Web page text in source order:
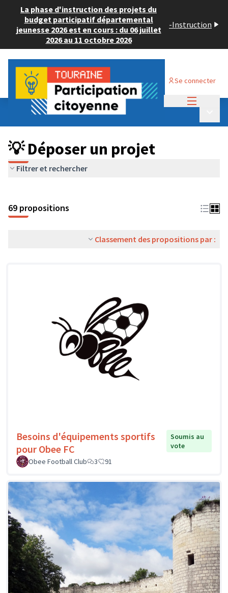
La phase d'instruction des projets du
budget participatif départemental
jeunesse 2026 est en cours : du 06 juillet
2026 au 11 octobre 2026
-Instruction
Se connecter
Budget Participatif ADULTE 2024
💡 Déposer un projet
💡 Déposer un projet
Filtrer et rechercher
69 propositions
Classement des propositions par :
Besoins d'équipements sportifs
pour Obee FC
Soumis au
vote
Obee Football Club
3 91